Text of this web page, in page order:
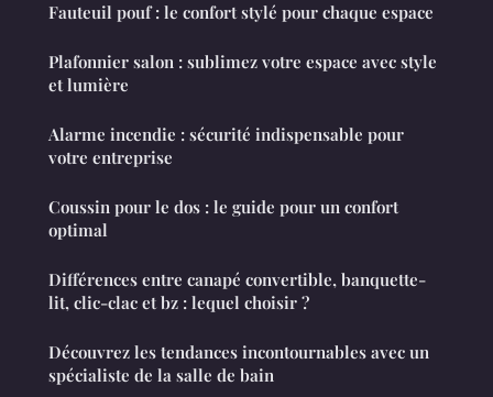
Fauteuil pouf : le confort stylé pour chaque espace
Plafonnier salon : sublimez votre espace avec style
et lumière
Alarme incendie : sécurité indispensable pour
votre entreprise
Coussin pour le dos : le guide pour un confort
optimal
Différences entre canapé convertible, banquette-
lit, clic-clac et bz : lequel choisir ?
Découvrez les tendances incontournables avec un
spécialiste de la salle de bain